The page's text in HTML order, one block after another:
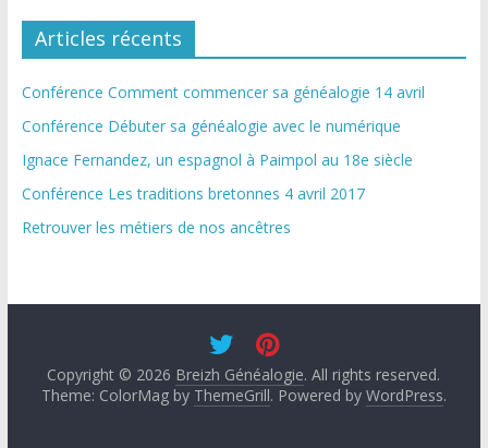
Articles récents
Conférence Comment commencer sa généalogie 14 avril
Conférence Débuter sa généalogie avec le numérique
Ignace Fernandez, un espagnol à Paimpol au 18e siècle
Conférence Les traditions bretonnes 4 avril 2017
Retrouver les métiers de nos ancêtres
Copyright © 2026 Breizh Généalogie. All rights reserved.
Theme: ColorMag by ThemeGrill. Powered by WordPress.